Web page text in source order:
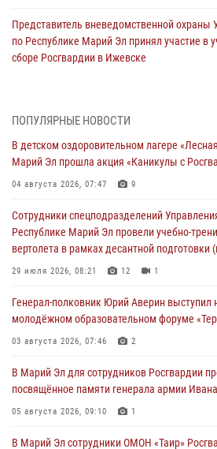
Представитель вневедомственной охраны
по Республике Марий Эл принял участие в
сборе Росгвардии в Ижевске
провели более 90 проверок мест хранения
06 августа 2026, 08:00
В Марий Эл сотрудники вневедомственной
05 августа 2026, 09:44
В Марий Эл для сотрудников Росгвардии
посвящённое памяти генерала армии
В детском оздоровительном лагере «Лесная
Марий Эл прошла акция «Каникулы с
Сотрудники Центра лицензионно-
Управления Росгвардии по Республике
ПОПУЛЯРНЫЕ НОВОСТИ
В детском оздоровительном лагере
Марий Эл прошла акция «Каникулы с
04 августа 2026, 07:47 9
Сотрудники спецподразделений
Республике Марий Эл провели учебно-
вертолета в рамках десантной подготовки
29 июля 2026, 08:21 12 1
Генерал-полковник Юрий Аверин выступил
молодёжном образовательном форуме
03 августа 2026, 07:46 2
В Марий Эл для сотрудников Росгвардии
посвящённое памяти генерала армии
05 августа 2026, 09:10 1
В Марий Эл сотрудники ОМОН «Таир»